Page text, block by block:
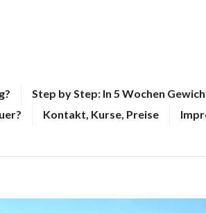
Step by Step: In 5 Wochen
Kontakt, Kurse, Preise